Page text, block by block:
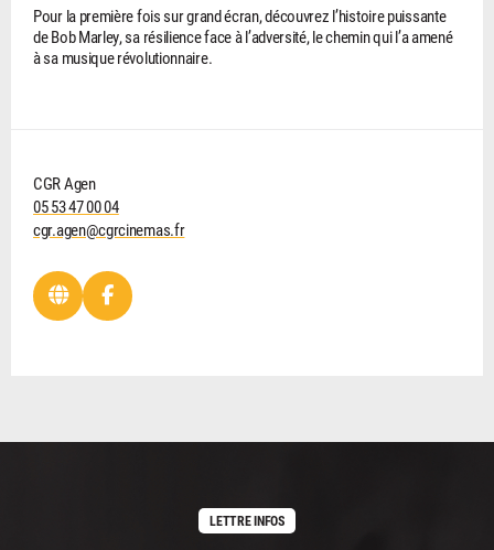
Pour la première fois sur grand écran, découvrez l’histoire puissante
de Bob Marley, sa résilience face à l’adversité, le chemin qui l’a amené
à sa musique révolutionnaire.
CGR Agen
05 53 47 00 04
cgr.agen@cgrcinemas.fr
LETTRE INFOS